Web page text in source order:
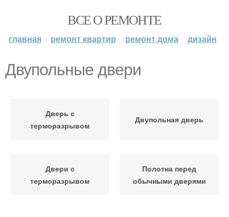
ВСЕ О РЕМОНТЕ
главная ремонт квартир ремонт дома дизайн
Двупольные двери
Дверь с
терморазрывом
Двупольная дверь
Двери с
терморазрывом
Полотна перед
обычными дверями